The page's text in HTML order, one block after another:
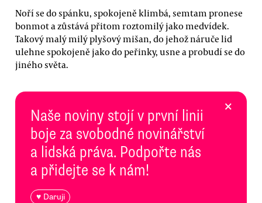
Noří se do spánku, spokojeně klimbá, semtam pronese
bonmot a zůstává přitom roztomilý jako medvídek.
Takový malý milý plyšový mišan, do jehož náruče lid
ulehne spokojeně jako do peřinky, usne a probudí se do
jiného světa.
Naše noviny stojí v první linii
boje za svobodné novinářství
a lidská práva. Podpořte nás
a přidejte se k nám!
♥ Daruji
×